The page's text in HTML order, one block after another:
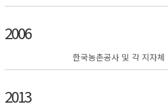
2006
한국농촌공사 및 각 지자
2013